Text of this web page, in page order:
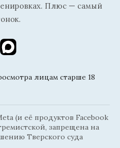
Плюс — самый
лицам старше 18
(и её продуктов Facebook
запрещена на
Тверского суда